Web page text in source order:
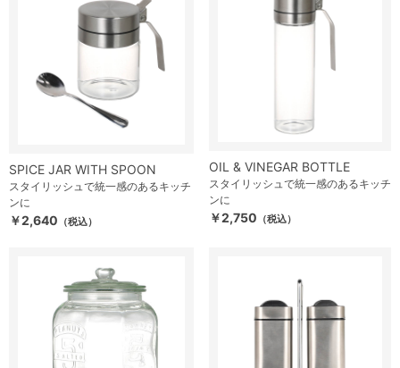
SPICE JAR WITH SPOON
スタイリッシュで統一感のあるキッチ
ンに
￥2,640 （税込）
OIL & VINEGAR BOTTLE
スタイリッシュで統一感のあるキッチ
ンに
￥2,750 （税込）